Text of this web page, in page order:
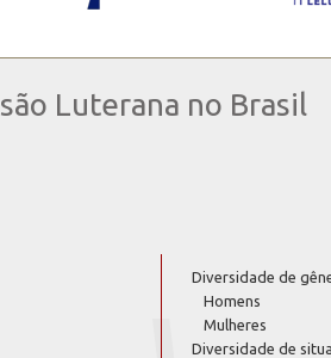
Luterana no Brasil
Diversidade de
Homens
Mulheres
Diversidade de